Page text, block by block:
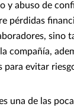
y abuso de
pérdidas
sino
compañía,
para evitar
una de las